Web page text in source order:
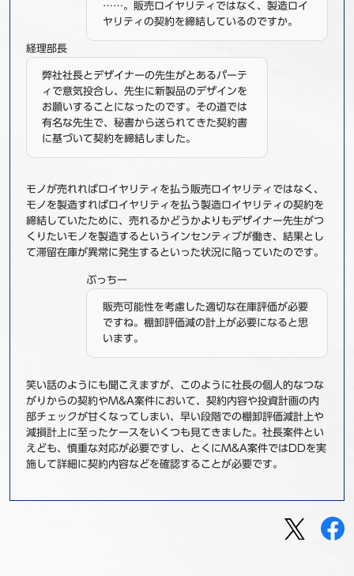
……。販売ロイヤリティではなく、製造ロイ
ヤリティの契約を締結しているのですか。
経理部長
弊社社長とデザイナーの先生がとあるパーテ
ィで意気投合し、先生に新製品のデザインを
お願いすることになったのです。その道では
有名な先生で、秘書から送られてきた契約書
に基づいて契約を締結しました。
モノが売れればロイヤリティを払う販売ロイヤリティではなく、
モノを製造すればロイヤリティを払う製造ロイヤリティの契約を
締結していたために、売れるかどうかよりもデザイナー先生がつ
くりたいモノを製造するというインセンティブが働き、結果とし
て滞留在庫が異常に発生するといった状況に陥っていたのです。
ぶっちー
販売可能性を考慮した適切な在庫評価が必要
ですね。棚卸評価減の計上が必要になると思
います。
笑い話のようにも聞こえますが、このように社長の個人的なつな
がりからの契約やM&A案件において、契約内容や投資計画の内
部チェックが甘くなってしまい、早い段階での棚卸評価減計上や
減損計上に至ったケースをいくつも見てきました。社長案件とい
えども、慎重な対応が必要ですし、とくにM&A案件ではDDを実
施して詳細に契約内容などを確認することが必要です。